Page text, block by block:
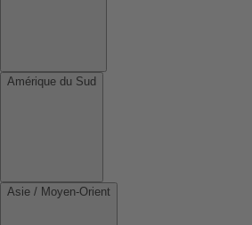
Amérique du Sud
Asie / Moyen-Orient